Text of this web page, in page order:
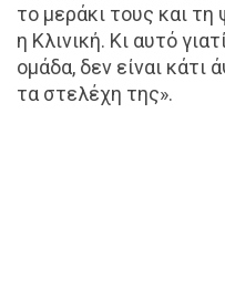
το μεράκι τους και τη
η Κλινική. Κι αυτό
ομάδα, δεν είναι κάτι
τα στελέχη της».